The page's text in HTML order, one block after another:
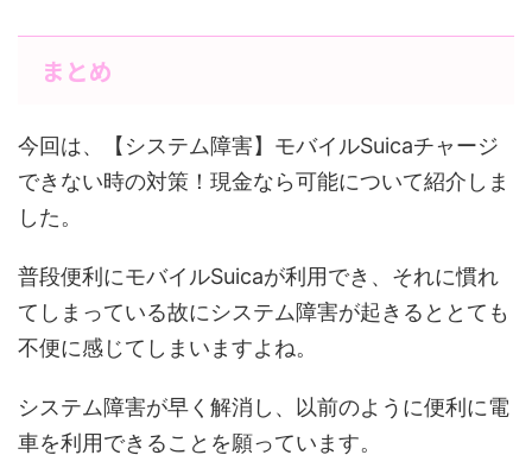
まとめ
今回は、【システム障害】モバイルSuicaチャージ
できない時の対策！現金なら可能について紹介しま
した。
普段便利にモバイルSuicaが利用でき、それに慣れ
てしまっている故にシステム障害が起きるととても
不便に感じてしまいますよね。
システム障害が早く解消し、以前のように便利に電
車を利用できることを願っています。